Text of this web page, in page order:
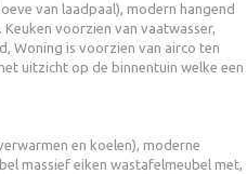
van laadpaal), modern hangend
voorzien van vaatwasser,
Woning is voorzien van airco ten
uitzicht op de binnentuin welke een
en koelen), moderne
massief eiken wastafelmeubel met,